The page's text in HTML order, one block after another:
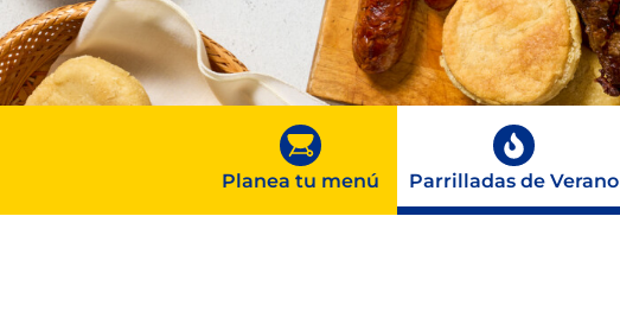
pinchos para el verano
Planea tu menú Parrilladas de Verano